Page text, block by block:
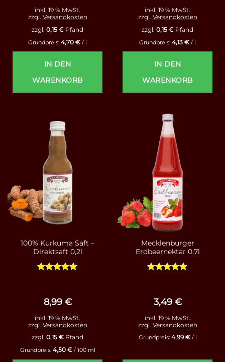
inkl. 19 % MwSt.
zzgl. Versandkosten
zzgl. 0,15 € Pfand
Grundpreis: 4,70 € / l
IN DEN
WARENKORB
inkl. 19 % MwSt.
zzgl. Versandkosten
zzgl. 0,15 € Pfand
Grundpreis: 4,13 € / l
IN DEN
WARENKORB
100% Kurkuma Saft –
Direktsaft 0,2l
8,99 €
inkl. 19 % MwSt.
zzgl. Versandkosten
zzgl. 0,15 € Pfand
Grundpreis: 4,50 €/ 100 ml
Mecklenburger
Erdbeernektar 0,7l
3,49 €
inkl. 19 % MwSt.
zzgl. Versandkosten
Grundpreis: 4,99€/ l